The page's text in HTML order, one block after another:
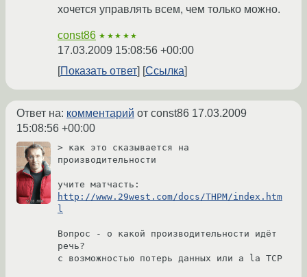
хочется управлять всем, чем только можно.
const86 ★★★★★
17.03.2009 15:08:56 +00:00
Показать ответ
Ссылка
Ответ на: комментарий от const86 17.03.2009
15:08:56 +00:00
> как это сказывается на
производительности
http://www.29west.com/docs/THPM/index.htm
l
Вопрос - о какой производительности идёт
речь?
с возможностью потерь данных или a la TCP